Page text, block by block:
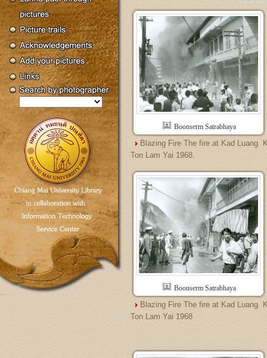
Boonserm Satrabhaya
Blazing Fire The fire at Kad Luang 
Ton Lam Yai 1968.
Boonserm Satrabhaya
Blazing Fire The fire at Kad Luang 
Ton Lam Yai 1968